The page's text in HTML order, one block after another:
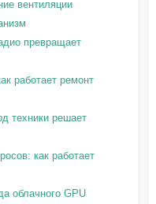
вентиляции
превращает
работает ремонт
техники решает
как работает
облачного GPU